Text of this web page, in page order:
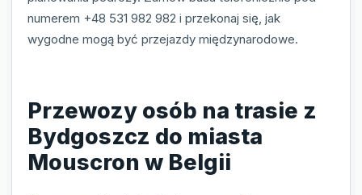
numerem +48 531 982 982 i przekonaj się, jak
wygodne mogą być przejazdy międzynarodowe.
Przewozy osób na trasie z
Bydgoszcz do miasta
Mouscron w Belgii